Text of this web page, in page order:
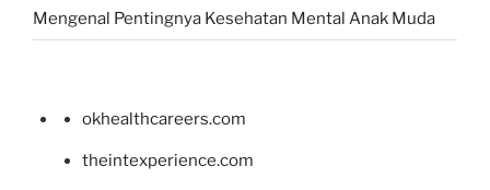
Mengenal Pentingnya Kesehatan Mental Anak Muda
okhealthcareers.com
theintexperience.com